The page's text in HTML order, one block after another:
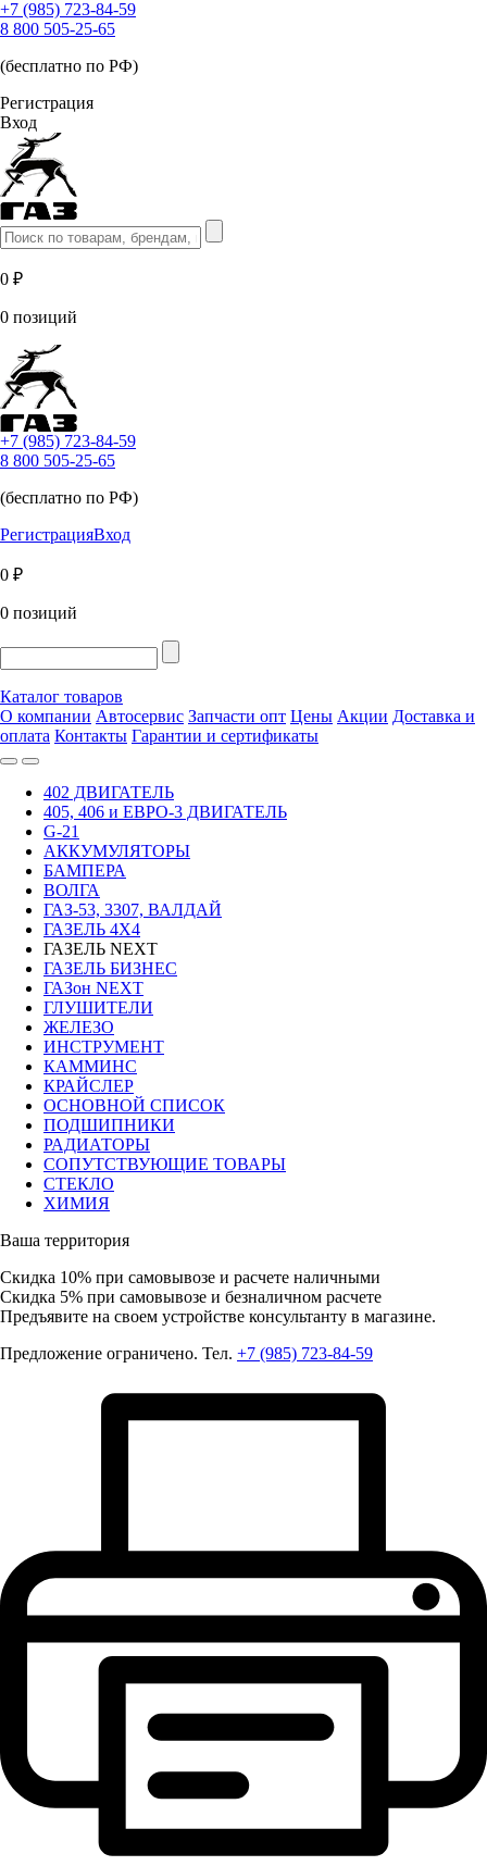
+7 (985) 723-84-59
8 800 505-25-65
(бесплатно по РФ)
Регистрация
Вход
0 ₽
0 позиций
+7 (985) 723-84-59
8 800 505-25-65
(бесплатно по РФ)
РегистрацияВход
0 ₽
0 позиций
Каталог товаров
О компании Автосервис Запчасти опт Цены Акции Доставка и
оплата Контакты Гарантии и сертификаты
402 ДВИГАТЕЛЬ
405, 406 и ЕВРО-3 ДВИГАТЕЛЬ
G-21
АККУМУЛЯТОРЫ
БАМПЕРА
ВОЛГА
ГАЗ-53, 3307, ВАЛДАЙ
ГАЗЕЛЬ 4Х4
ГАЗЕЛЬ NEXT
ГАЗЕЛЬ БИЗНЕС
ГАЗон NEXT
ГЛУШИТЕЛИ
ЖЕЛЕЗО
ИНСТРУМЕНТ
КАММИНС
КРАЙСЛЕР
ОСНОВНОЙ СПИСОК
ПОДШИПНИКИ
РАДИАТОРЫ
СОПУТСТВУЮЩИЕ ТОВАРЫ
СТЕКЛО
ХИМИЯ
Ваша территория
Скидка 10% при самовывозе и расчете наличными
Скидка 5% при самовывозе и безналичном расчете
Предъявите на своем устройстве консультанту в магазине.
Предложение ограничено. Тел. +7 (985) 723-84-59